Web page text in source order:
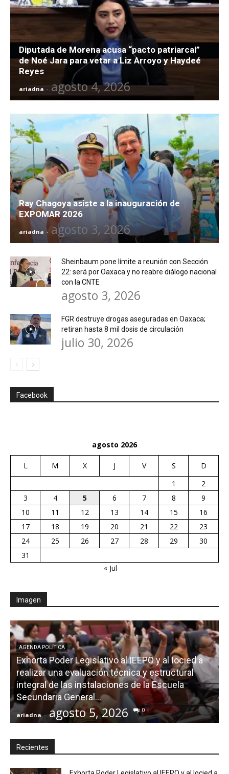
Diputada de Morena acusa “pacto patriarcal”
de Noé Jara para vetar a Liz Arroyo y Haydeé
Reyes
ariadna - agosto 4, 2026
Ray Chagoya asiste a la inauguración de
EXPOMAR 2026
ariadna - agosto 3, 2026
Sheinbaum pone límite a reunión con Sección
22: será por Oaxaca y no reabre diálogo nacional
con la CNTE
agosto 3, 2026
FGR destruye drogas aseguradas en Oaxaca;
retiran hasta 8 mil dosis de circulación
julio 30, 2026
Facebook
agosto 2026
L M X J V S
D
1
2
3
4 5 6 7 8
9
10
11 12 13 14 15
16
17
18 19 20 21 22
23
24
25 26 27 28 29
30
31
« Jul
Imagen
AGENDA POLÍTICA
Exhorta Poder Legislativo al IEEPO y al Iocied a
realizar una evaluación técnica y estructural
integral de las instalaciones de la Escuela
Secundaria General...
ariadna - agosto 5, 2026 0
Recientes